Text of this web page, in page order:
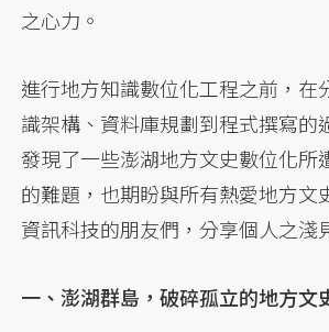
之心力。
進行地方知識數位化工程之前，在
識架構、資料庫規劃到程式撰寫的
發現了一些澎湖地方文史數位化所
的難題，也期盼與所有熱愛地方文
資訊科技的朋友們，分享個人之淺
一、澎湖群島，破碎孤立的地方文